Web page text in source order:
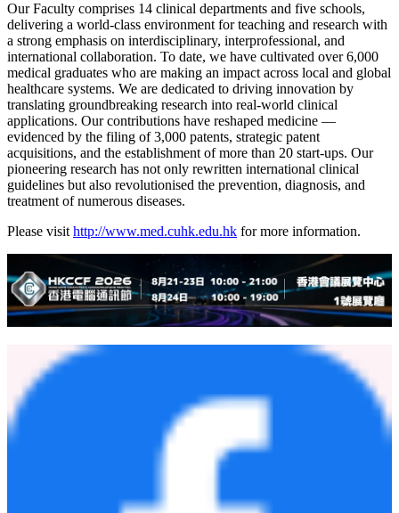
Our Faculty comprises 14 clinical departments and five schools,
delivering a world-class environment for teaching and research with
a strong emphasis on interdisciplinary, interprofessional, and
international collaboration. To date, we have cultivated over 6,000
medical graduates who are making an impact across local and global
healthcare systems. We are dedicated to driving innovation by
translating groundbreaking research into real-world clinical
applications. Our contributions have reshaped medicine —
evidenced by the filing of 3,000 patents, strategic patent
acquisitions, and the establishment of more than 20 start-ups. Our
pioneering research has not only rewritten international clinical
guidelines but also revolutionised the prevention, diagnosis, and
treatment of numerous diseases.
Please visithttp://www.med.cuhk.edu.hk for more information.